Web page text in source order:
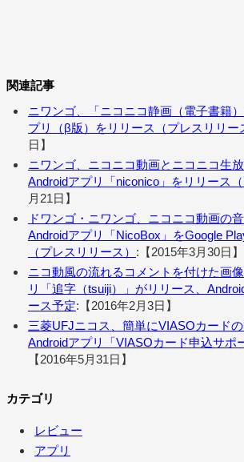
関連記事
ニワンゴ、「ニコニコ静画（電子書籍
プリ（β版）をリリース（プレスリリー
日】
ニワンゴ、ニコニコ動画とニコニコ生
Androidアプリ「niconico」をリリース（
月21日】
ドワンゴ・ニワンゴ、ニコニコ動画の
Androidアプリ「NicoBox」をGoogle
（プレスリリース） :【2015年3月30日】
ニコ動風の流れるコメントを付けた画
リ「追字（tsuiji）」がリリース、
ース予定:【2016年2月3日】
三菱UFJニコス、簡単にVIASOカード
Androidアプリ「VIASOカード申込サポ
【2016年5月31日】
カテゴリ
レビュー
アプリ